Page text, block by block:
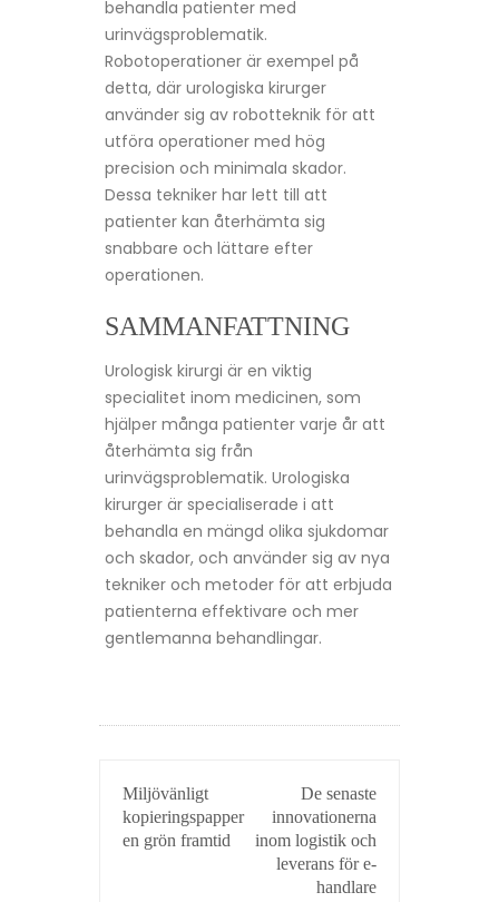
behandla patienter med
urinvägsproblematik.
Robotoperationer är exempel på
detta, där urologiska kirurger
använder sig av robotteknik för att
utföra operationer med hög
precision och minimala skador.
Dessa tekniker har lett till att
patienter kan återhämta sig
snabbare och lättare efter
operationen.
SAMMANFATTNING
Urologisk kirurgi är en viktig
specialitet inom medicinen, som
hjälper många patienter varje år att
återhämta sig från
urinvägsproblematik. Urologiska
kirurger är specialiserade i att
behandla en mängd olika sjukdomar
och skador, och använder sig av nya
tekniker och metoder för att erbjuda
patienterna effektivare och mer
gentlemanna behandlingar.
Miljövänligt
kopieringspapper
en grön framtid
De senaste
innovationerna
inom logistik och
leverans för e-
handlare